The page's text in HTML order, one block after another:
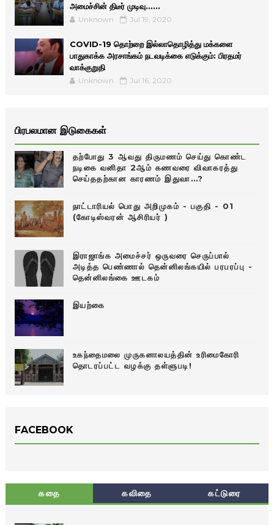
அமைச்சின் திடீர் முடிவு......
Unknown Jul 19, 2020
COVID-19 தொற்றை இல்லாதொழித்து மக்களை
பாதுகாக்க அரசாங்கம் நடவடிக்கை எடுக்கும்: பிரதமர்
வாக்குறுதி
Unknown Jul 16, 2020
பிரபலமான இடுகைகள்
தற்போது 3 ஆவது திருமணம் செய்து கொண்ட
நடிகை வனிதா 2ஆம் கணவரை விவாகரத்து
செய்ததற்கான காரணம் இதுவா…?
நாட்டாரியல் பொது அறிமுகம் - பகுதி - 01
(கோடிஸ்வரன் ஆசிரியர் )
இராஜாங்க அமைச்சர் ஒருவரை செருப்பால்
அடித்த பெண்ணால் தென்னிலங்கயில் பரபரப்பு -
தென்னிலங்கை ஊடகம்
இயற்கை
உகந்தைமலை முருகனாலயத்தின் உரிமைகோரி
தொடரப்பட்ட வழக்கு தள்ளுபடி!
FACEBOOK
கதை கவிதை கட்டுரை